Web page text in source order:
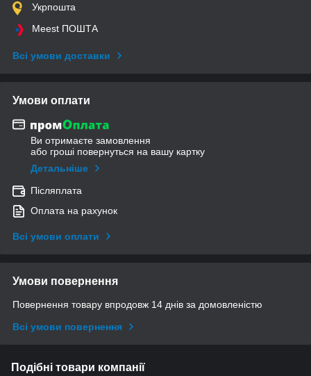
Укрпошта
Meest ПОШТА
Всі умови доставки
Умови оплати
Ви отримаєте замовлення
або гроші повернуться на вашу картку
Детальніше
Післяплата
Оплата на рахунок
Всі умови оплати
Умови повернення
Повернення товару впродовж 14 днів за домовленістю
Всі умови повернення
Подібні товари компанії